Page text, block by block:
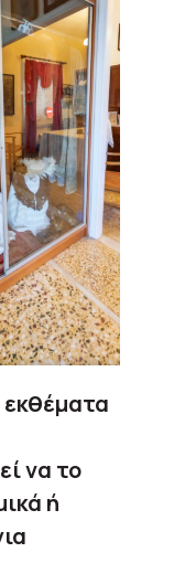
να το
ή